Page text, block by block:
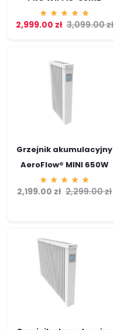
Ocenion
o3,099.00zł
2,999.00 zł
Grzejnik akumulacyjny
AeroFlow® MINI 650W
Ocenion
o2,299.00zł
2,199.00 zł